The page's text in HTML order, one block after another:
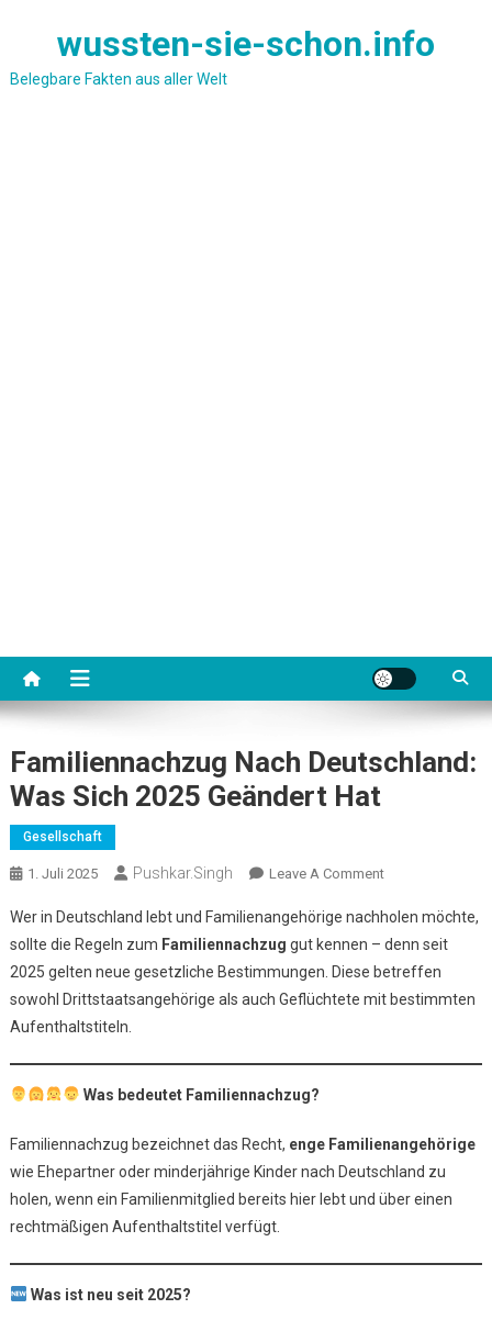
wussten-sie-schon.info
Belegbare Fakten aus aller Welt
Familiennachzug Nach Deutschland:
Was Sich 2025 Geändert Hat
Gesellschaft
1. Juli 2025 Pushkar.singh Leave A CommentOn
Nach
Deutschland:
Was
Sich
Wer in Deutschland lebt und Familienangehörige nachholen möchte,
sollte die Regeln zum Familiennachzug gut kennen – denn seit
2025 gelten neue gesetzliche Bestimmungen. Diese betreffen
sowohl Drittstaatsangehörige als auch Geflüchtete mit bestimmten
Aufenthaltstiteln.
Was bedeutet Familiennachzug?
Familiennachzug bezeichnet das Recht, enge Familienangehörige
wie Ehepartner oder minderjährige Kinder nach Deutschland zu
holen, wenn ein Familienmitglied bereits hier lebt und über einen
rechtmäßigen Aufenthaltstitel verfügt.
Was ist neu seit 2025?